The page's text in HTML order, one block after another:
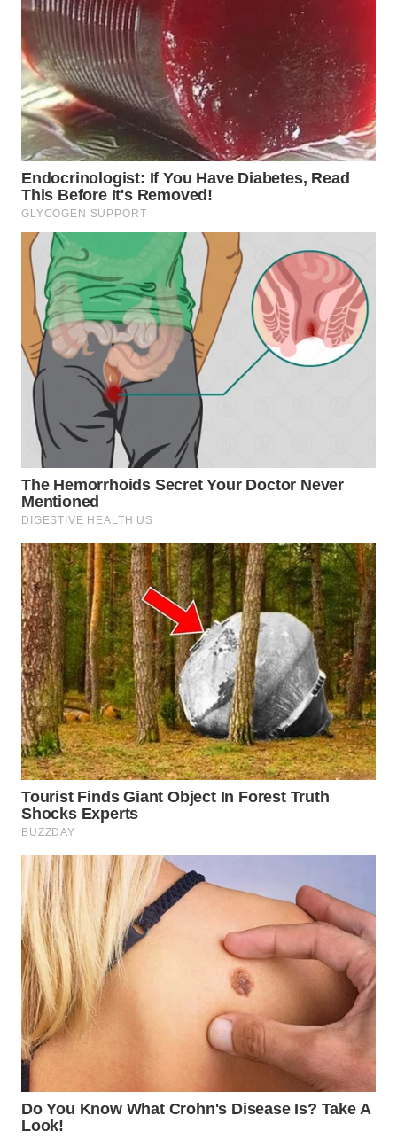
WN
NUSANTARA
WN
JOGJA
WN
JATIM
WN
BALI
WN
KALBAR
WN
KALTENG
KALTARA
WN
KALSEL
WN
KALTIM
WN
SULSEL
WN
GORONTALO
WN
SULUT
WN
MALUKU
WN
MALUT
WN
DAIRI
WN
DANAU
TOBA
WN
NIAS